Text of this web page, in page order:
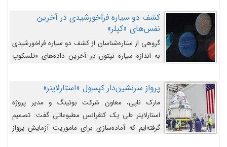
کشف دو سیاره فراخورشیدی در آخرین
نفس‌های «کپلر»
گروهی از ستاره‌شناسان از کشف دو سیاره فراخورشیدی
به اندازه سیاره نپتون در آخرین داده‌های «تلسکوپ
پرواز سرنشین‌دار کپسول «استارلاینر»
مارک ناپی، معاون شرکت بوئینگ و مدیر پروژه
استارلاینر طی یک کنفرانس مطبوعاتی گفت: تصمیم
گرفته‌ایم که آماده‌سازی برای ماموریت آزمایش پرواز